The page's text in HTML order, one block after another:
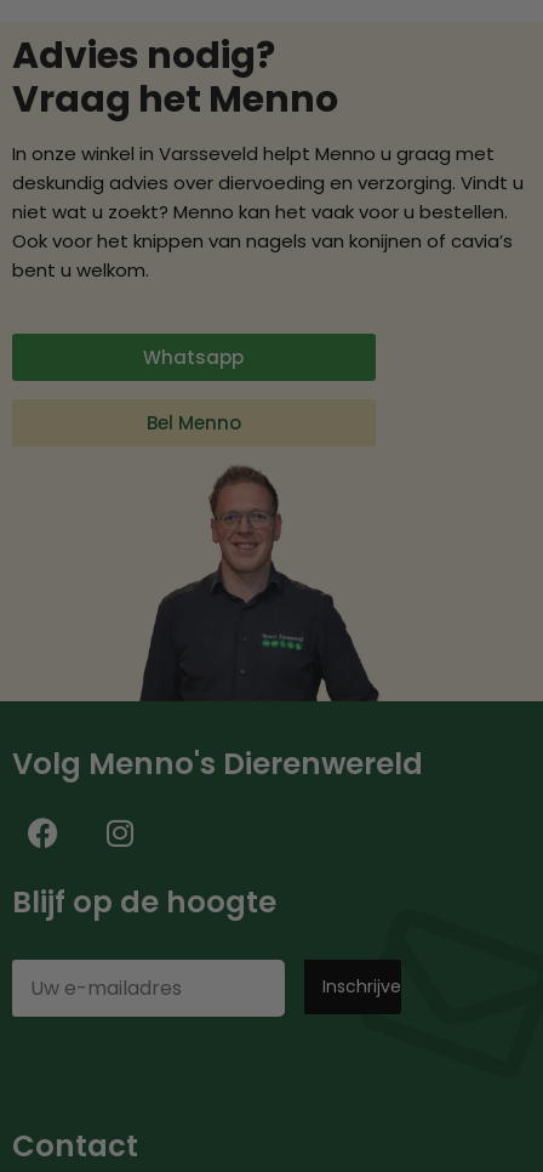
Advies nodig?
Vraag het Menno
In onze winkel in Varsseveld helpt Menno u graag met
deskundig advies over diervoeding en verzorging. Vindt u
niet wat u zoekt? Menno kan het vaak voor u bestellen.
Ook voor het knippen van nagels van konijnen of cavia’s
bent u welkom.
Whatsapp
Bel Menno
Volg Menno's Dierenwereld
Blijf op de hoogte
Contact